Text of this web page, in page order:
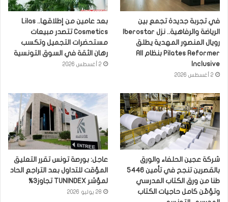
في تجربة جديدة تجمع بين
رويال المنصور المهدية يطلق
Pilates Reformer بنظام All
Inclusive
2 أغسطس 2026
بعد عامين من إطلاقها.. Lilas
Cosmetics تتصدر مبيعات
مستحضرات التجميل وتكسب
رهان الثقة في السوق التونسية
2 أغسطس 2026
شركة عجين الحلفاء والورق
بالقصرين تنجح في تأمين 5446
طنا من ورق الكتاب المدرسي
وتؤمّن كامل حاجيات الكتاب
عاجل: بورصة تونس تقرر التعليق
المؤقت للتداول بعد التراجع الحاد
لمؤشر TUNINDEX تجاوز3%
28 يوليو 2026